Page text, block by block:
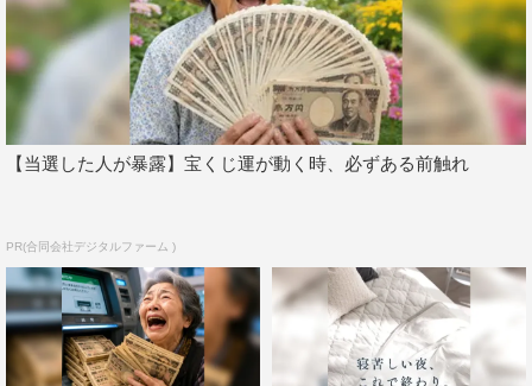
共通のテーマや大事にしていたこと
ツムたちの見た目がとてもかわいいので、どんなストーリ
ーにしても見終わった時の印象は「かわいい～♪」になり
【当選した人が暴露】宝くじ運が動く時、必ずある前触れ
PR(合同会社デジタルファーム )